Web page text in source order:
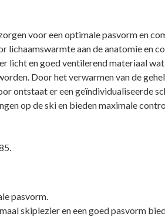
voor een optimale pasvorm en
aan de anatomie en
licht en goed ventilerend materiaal
Door het verwarmen van de
ontstaat er een geïndividualiseerde
op de ski en bieden maximale
pasvorm.
skiplezier en een goed pasvorm